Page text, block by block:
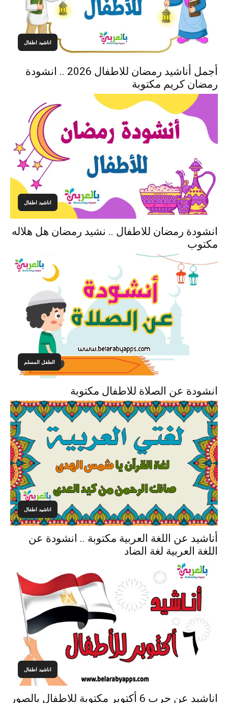
اناشيد اطفال
أجمل أناشيد رمضان للاطفال 2026 .. انشودة
رمضان كريم مكتوبة
اناشيد اطفال
انشودة رمضان للاطفال .. نشيد رمضان هل هلاله
مكتوب
الطفل المسلم
انشودة عن الصلاة للاطفال مكتوبة
اناشيد اطفال
أناشيد عن اللغة العربية مكتوبة .. انشودة عن
اللغة العربية لغة الضاد
اناشيد اطفال
اناشيد عن حرب 6 أكتوبر مكتوبة للاطفال بالصور